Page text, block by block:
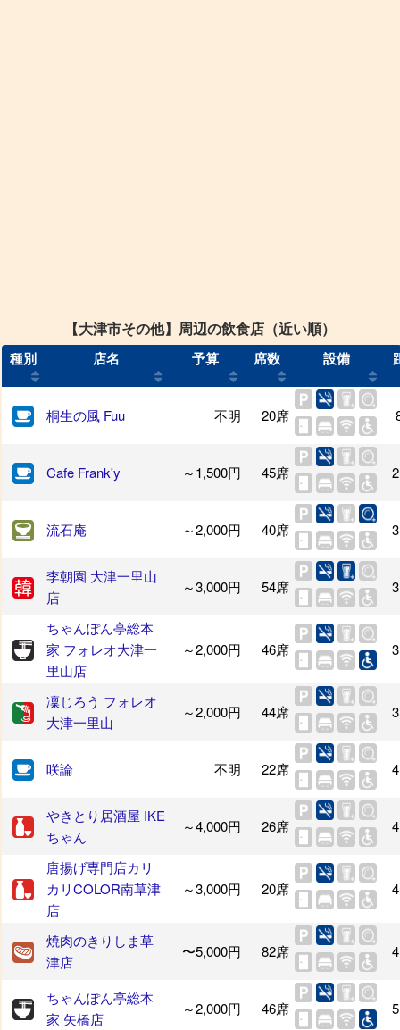
【大津市その他】周辺の飲食店（近い順）
種別 店名 予算 席数 設備
桐生の風 Fuu 不明 20席
Cafe Frank'y ～1,500円 45席
流石庵 ～2,000円 40席
李朝園 大津一里山
店
～3,000円 54席
ちゃんぽん亭総本
家 フォレオ大津一
里山店
～2,000円 46席
凜じろう フォレオ
大津一里山
～2,000円 44席
咲論 不明 22席
やきとり居酒屋 IKE
ちゃん
～4,000円 26席
唐揚げ専門店カリ
カリCOLOR南草津
店
～3,000円 20席
焼肉のきりしま草
津店
〜5,000円 82席
ちゃんぽん亭総本
家 矢橋店
～2,000円 46席